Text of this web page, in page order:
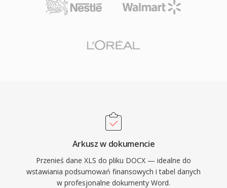
Arkusz w dokumencie
Przenieś dane XLS do pliku DOCX — idealne do
wstawiania podsumowań finansowych i tabel danych
w profesjonalne dokumenty Word.